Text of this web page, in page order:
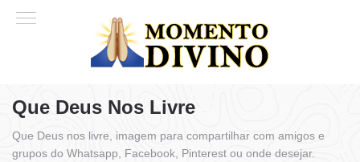
Que Deus Nos Livre
Que Deus nos livre, imagem para compartilhar com amigos e
grupos do Whatsapp, Facebook, Pinterest ou onde desejar.